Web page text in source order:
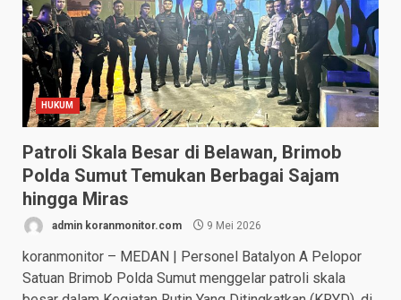
HUKUM
Patroli Skala Besar di Belawan, Brimob
Polda Sumut Temukan Berbagai Sajam
hingga Miras
admin koranmonitor.com 9 Mei 2026
koranmonitor – MEDAN | Personel Batalyon A Pelopor
Satuan Brimob Polda Sumut menggelar patroli skala